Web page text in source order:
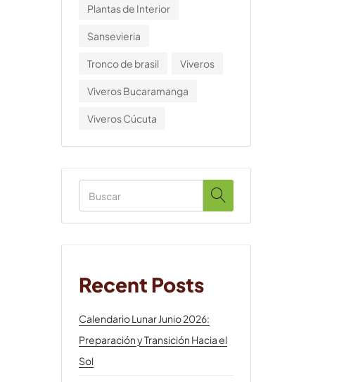
Plantas de Interior
Sansevieria
Tronco de brasil Viveros
Viveros Bucaramanga
Viveros Cúcuta
Recent Posts
Calendario Lunar Junio 2026:
Preparación y Transición Hacia el
Sol